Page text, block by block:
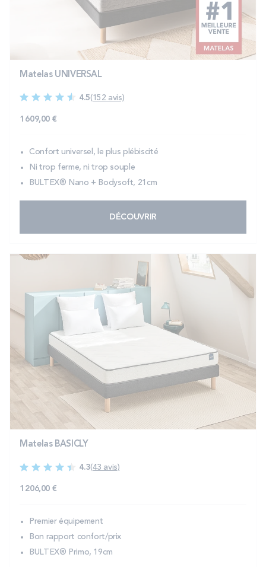
Matelas UNIVERSAL
4.5(152 avis)
1 609,00 €
Confort universel, le plus plébiscité
Ni trop ferme, ni trop souple
BULTEX® Nano + Bodysoft, 21cm
DÉCOUVRIR
Matelas BASICLY
4.3(43 avis)
1 206,00 €
Premier équipement
Bon rapport confort/prix
BULTEX® Primo, 19cm